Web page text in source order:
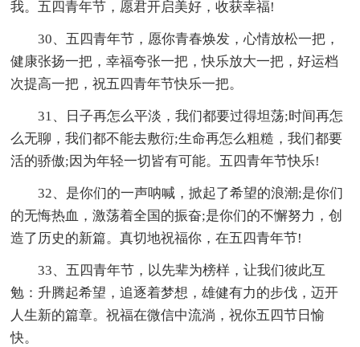
我。五四青年节，愿君开启美好，收获幸福!
30、五四青年节，愿你青春焕发，心情放松一把，
健康张扬一把，幸福夸张一把，快乐放大一把，好运档
次提高一把，祝五四青年节快乐一把。
31、日子再怎么平淡，我们都要过得坦荡;时间再怎
么无聊，我们都不能去敷衍;生命再怎么粗糙，我们都要
活的骄傲;因为年轻一切皆有可能。五四青年节快乐!
32、是你们的一声呐喊，掀起了希望的浪潮;是你们
的无悔热血，激荡着全国的振奋;是你们的不懈努力，创
造了历史的新篇。真切地祝福你，在五四青年节!
33、五四青年节，以先辈为榜样，让我们彼此互
勉：升腾起希望，追逐着梦想，雄健有力的步伐，迈开
人生新的篇章。祝福在微信中流淌，祝你五四节日愉
快。